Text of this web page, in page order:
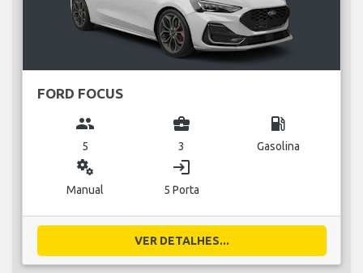
FORD FOCUS
group
5
business_center
3
local_gas_station
Gasolina
miscellaneous_services
Manual
login
5 Porta
VER DETALHES...